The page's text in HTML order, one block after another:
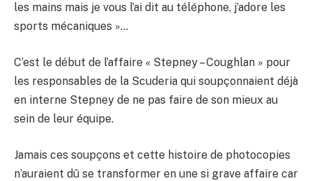
les mains mais je vous l’ai dit au téléphone, j’adore les
sports mécaniques »…
C’est le début de l’affaire « Stepney – Coughlan » pour
les responsables de la Scuderia qui soupçonnaient déjà
en interne Stepney de ne pas faire de son mieux au
sein de leur équipe.
Jamais ces soupçons et cette histoire de photocopies
n’auraient dû se transformer en une si grave affaire car